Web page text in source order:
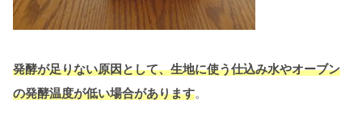
発酵が足りない原因として、生地に使う仕込み水やオーブン
の発酵温度が低い場合があります。